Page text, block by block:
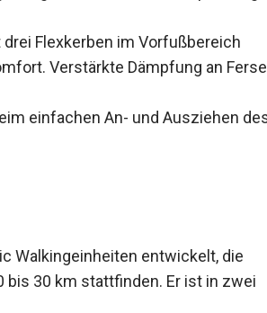
Flexkerben im Vorfußbereich
Verstärkte Dämpfung an Ferse
einfachen An- und Ausziehen
Walkingeinheiten entwickelt, die
bis 30 km stattfinden. Er ist in zwei